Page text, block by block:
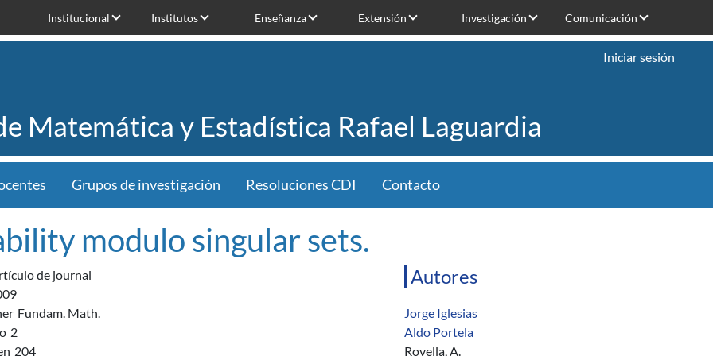
Institucional Institutos Enseñanza Extensión Investigación Comunicación
Matemática y Estadística Rafael Laguardia
Iniciar sesión
Grupos de investigación Resoluciones CDI Contacto
modulo singular sets.
de journal
Fundam. Math.
2
204
Autores
Jorge Iglesias
Aldo Portela
Rovella, A.